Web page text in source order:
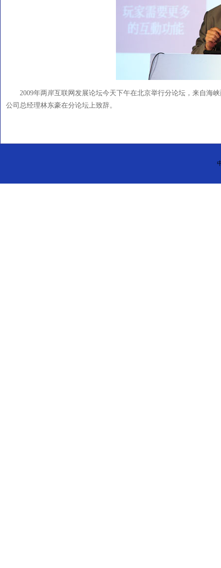
2009年两岸互联网发展论坛今天下午在北京举行分论坛，来自海
公司总经理林东豪在分论坛上致辞。